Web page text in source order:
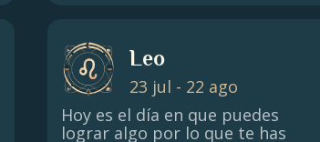
refrescante de la rutina.
Leo
23 jul - 22 ago
Hoy es el día en que puedes
lograr algo por lo que te has